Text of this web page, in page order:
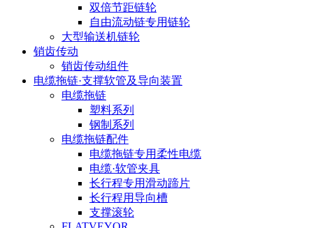
双倍节距链轮
自由流动链专用链轮
大型输送机链轮
销齿传动
销齿传动组件
电缆拖链·支撑软管及导向装置
电缆拖链
塑料系列
钢制系列
电缆拖链配件
电缆拖链专用柔性电缆
电缆·软管夹具
长行程专用滑动蹄片
长行程用导向槽
支撑滚轮